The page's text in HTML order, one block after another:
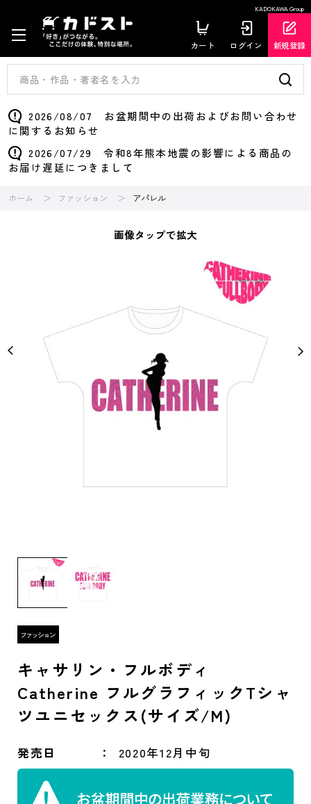
KADOKAWA Group
カート ログイン 新規登録
2026/08/07 お盆期間中の出荷およびお問い合わせ
に関するお知らせ
2026/07/29 令和8年熊本地震の影響による商品の
お届け遅延につきまして
ホーム ファッション アパレル
画像タップで拡大
キャサリン・フルボディ
Catherine フルグラフィックTシャ
ツユニセックス(サイズ/M)
発売日 2020年12月中旬